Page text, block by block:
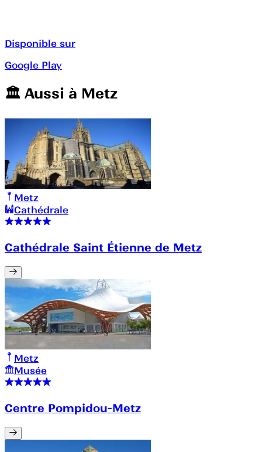
Disponible sur
Google Play
🏛️️ Aussi à Metz
Metz
Cathédrale
Cathédrale Saint Étienne de Metz
Metz
Musée
Centre Pompidou-Metz